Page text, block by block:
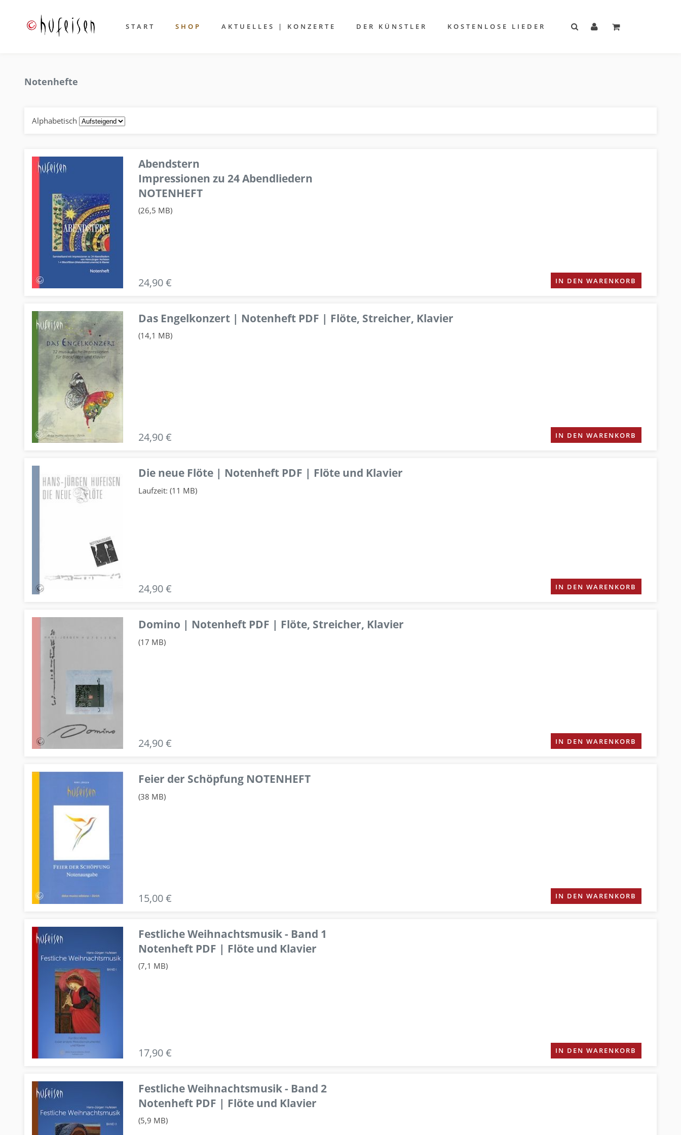
START SHOP AKTUELLES | KONZERTE DER KÜNSTLER KOSTENLOSE LIEDER
Notenhefte
Alphabetisch
Abendstern
Impressionen zu 24 Abendliedern
NOTENHEFT
(26,5 MB)
24,90 € IN DEN WARENKORB
Das Engelkonzert | Notenheft PDF | Flöte, Streicher, Klavier
(14,1 MB)
24,90 € IN DEN WARENKORB
Die neue Flöte | Notenheft PDF | Flöte und Klavier
Laufzeit: (11 MB)
24,90 € IN DEN WARENKORB
Domino | Notenheft PDF | Flöte, Streicher, Klavier
(17 MB)
24,90 € IN DEN WARENKORB
Feier der Schöpfung NOTENHEFT
(38 MB)
15,00 € IN DEN WARENKORB
Festliche Weihnachtsmusik - Band 1
Notenheft PDF | Flöte und Klavier
(7,1 MB)
17,90 € IN DEN WARENKORB
Festliche Weihnachtsmusik - Band 2
Notenheft PDF | Flöte und Klavier
(5,9 MB)